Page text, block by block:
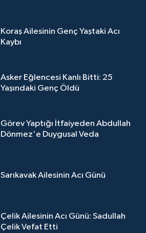
Koraş Ailesinin Genç Yaştaki Acı
Kaybı
Asker Eğlencesi Kanlı Bitti: 25
Yaşındaki Genç Öldü
Görev Yaptığı İtfaiyeden Abdullah
Dönmez'e Duygusal Veda
Sarıkavak Ailesinin Acı Günü
Çelik Ailesinin Acı Günü: Sadullah
Çelik Vefat Etti